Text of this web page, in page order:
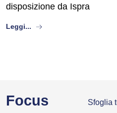
disposizione da Ispra
Leggi... about
Focus Sfoglia